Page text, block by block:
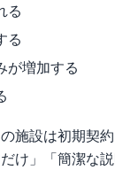
る
る
が増加する
施設は初期契
け」「簡潔な